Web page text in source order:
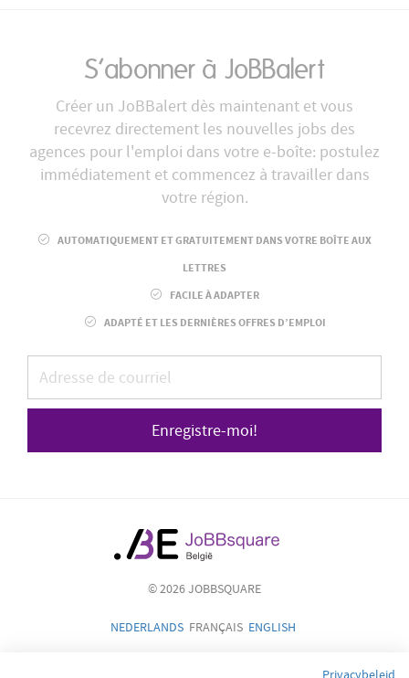
S’abonner à JoBBalert
Créer un JoBBalert dès maintenant et vous
recevrez directement les nouvelles jobs des
agences pour l'emploi dans votre e-boîte: postulez
immédiatement et commencez à travailler dans
votre région.
AUTOMATIQUEMENT ET GRATUITEMENT DANS VOTRE BOÎTE AUX
LETTRES
FACILE À ADAPTER
ADAPTÉ ET LES DERNIÈRES OFFRES D’EMPLOI
Enregistre-moi!
© 2026 JOBBSQUARE
NEDERLANDS FRANÇAIS ENGLISH